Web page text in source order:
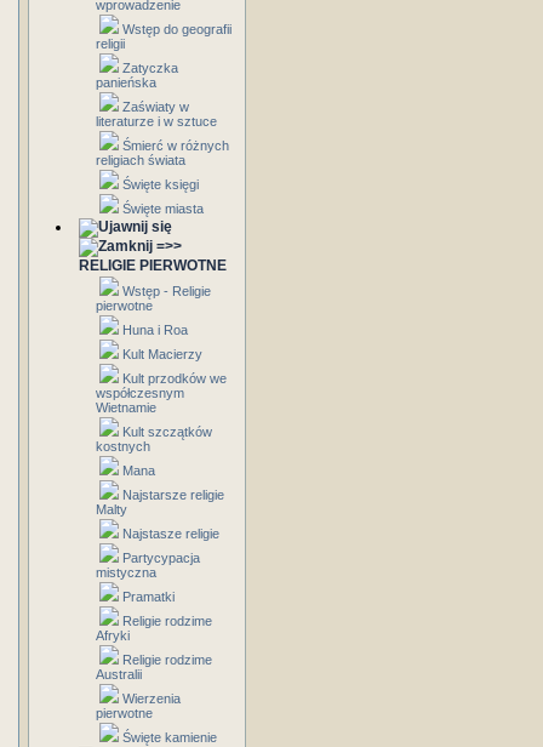
wprowadzenie
Wstęp do geografii
religii
Zatyczka
panieńska
Zaświaty w
literaturze i w sztuce
Śmierć w różnych
religiach świata
Święte księgi
Święte miasta
=>>
RELIGIE PIERWOTNE
Wstęp - Religie
pierwotne
Huna i Roa
Kult Macierzy
Kult przodków we
współczesnym
Wietnamie
Kult szczątków
kostnych
Mana
Najstarsze religie
Malty
Najstasze religie
Partycypacja
mistyczna
Pramatki
Religie rodzime
Afryki
Religie rodzime
Australii
Wierzenia
pierwotne
Święte kamienie